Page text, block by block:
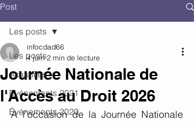
Post
Les posts
Actualités
Evénements 2021
Événements 2020
Les posts
Journée Nationale de
l'Accès au Droit 2026
infocdad66
4 juin 2 min de lecture
À l’occasion de la Journée Nationale